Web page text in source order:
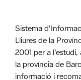
Sistema
Lliures de la
2001 per a l'estudi,
la província de
informació i